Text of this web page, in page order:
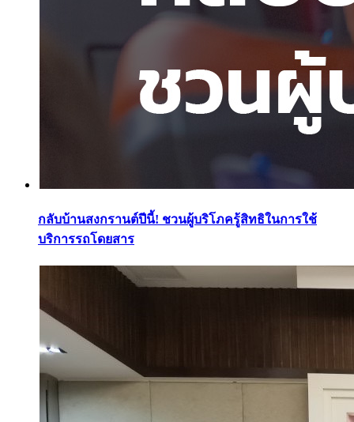
กลับบ้านสงกรานต์ปีนี้! ชวนผู้บริโภครู้สิทธิในการใช้
บริการรถโดยสาร